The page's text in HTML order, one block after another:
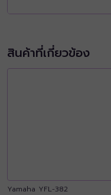
สินค้าที่เกี่ยวข้อง
Yamaha YFL-382